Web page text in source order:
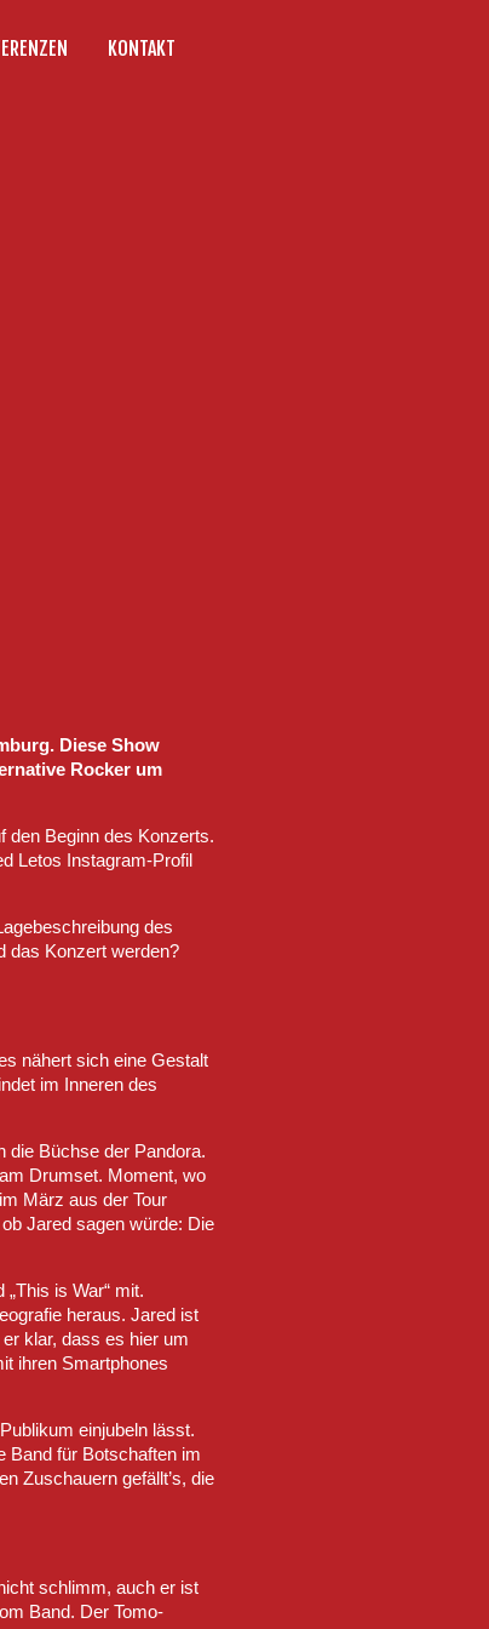
KONTAKT
Diese Show
Rocker um
den Beginn des Konzerts.
Letos Instagram-Profil
des
das Konzert werden?
nähert sich eine Gestalt
im Inneren des
die Büchse der Pandora.
Drumset. Moment, wo
März aus der Tour
Jared sagen würde: Die
is War“ mit.
heraus. Jared ist
klar, dass es hier um
ihren Smartphones
einjubeln lässt.
Band für Botschaften im
Zuschauern gefällt’s, die
schlimm, auch er ist
Band. Der Tomo-